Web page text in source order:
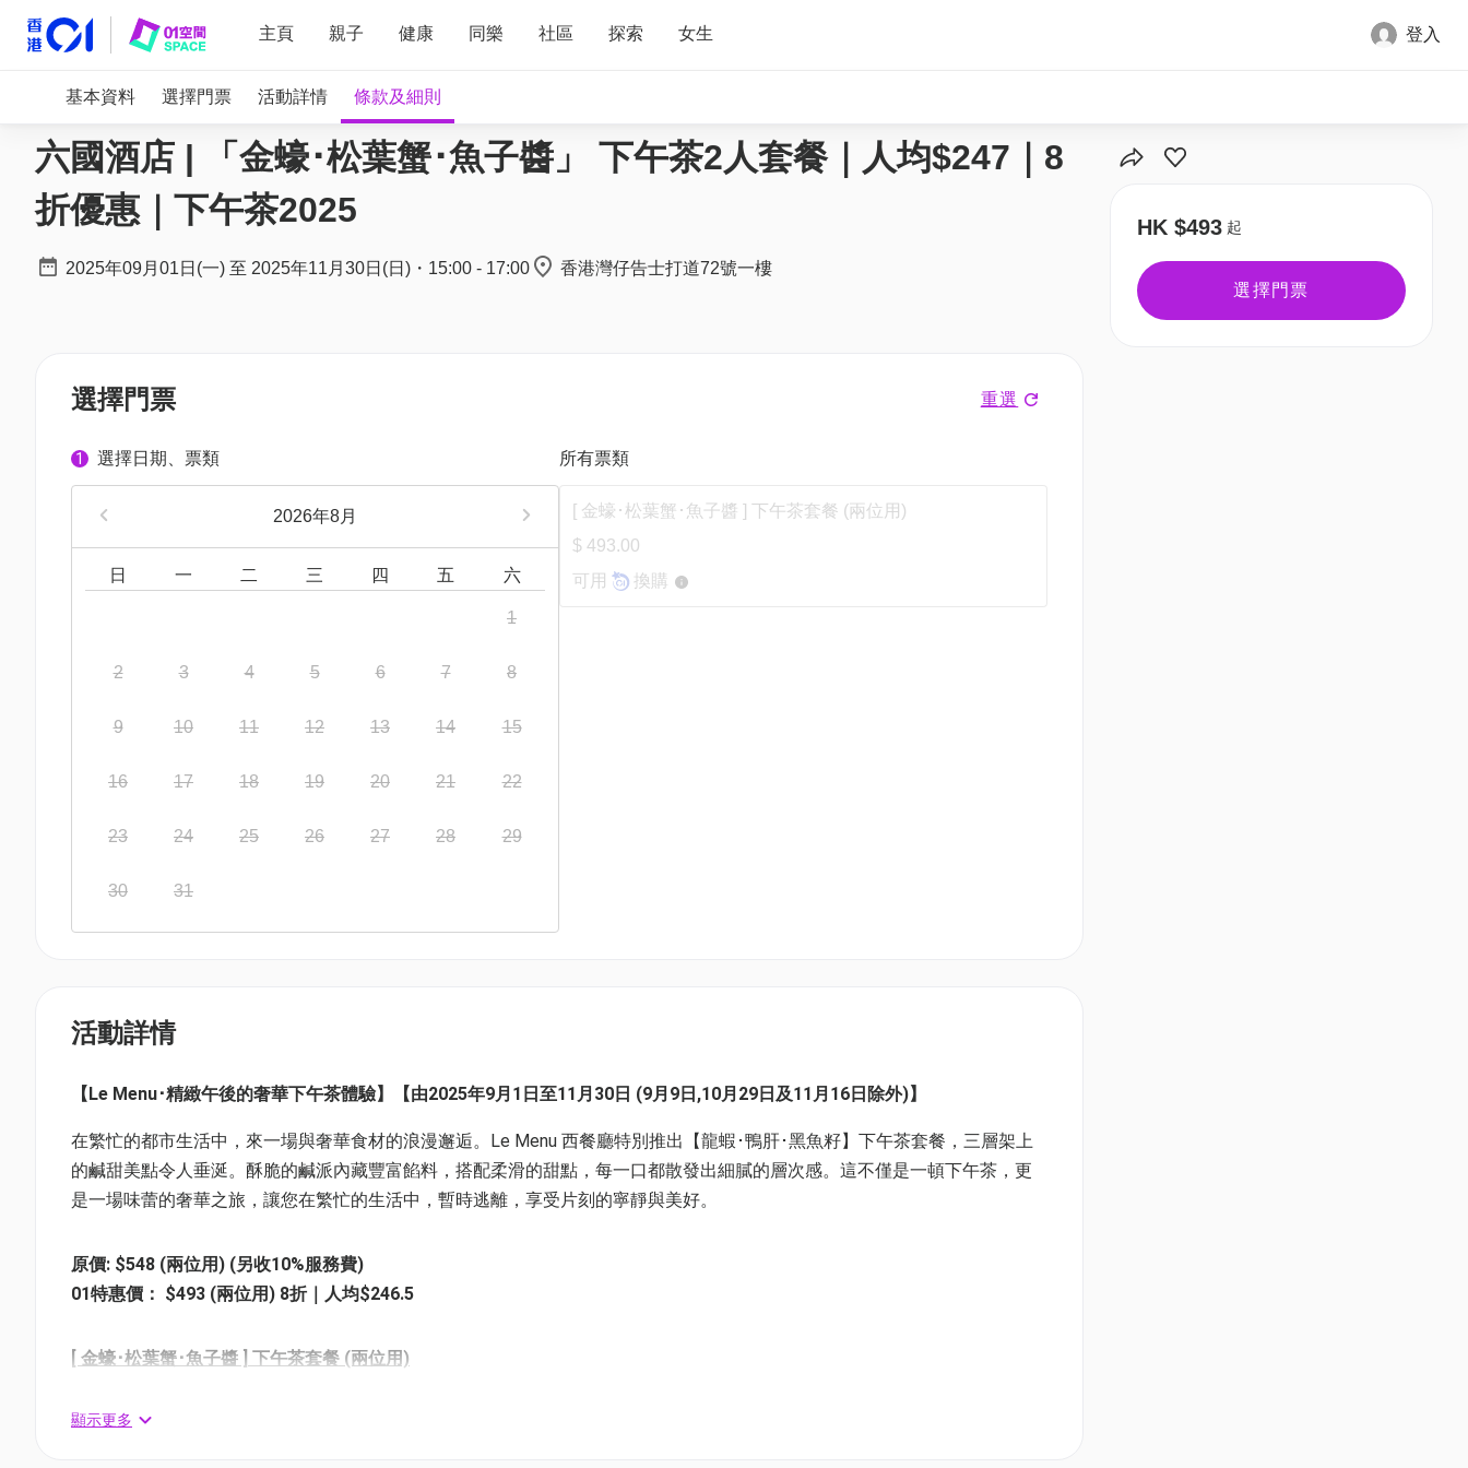
登入
主頁 親子 健康 同樂 社區 探索 女生
基本資料 選擇門票 活動詳情 條款及細則
六國酒店 | 「金蠔･松葉蟹･魚子醬」 下午茶2人套餐｜人均$247｜8
折優惠｜下午茶2025
2025年09月01日(一) 至 2025年11月30日(日) ・ 15:00 - 17:00 香港灣仔告士打道72號一樓
選擇門票 重選
1 選擇日期、票類
2026年8月
日 一 二 三 四 五 六
1
2 3 4 5 6 7 8
9 10 11 12 13 14 15
16 17 18 19 20 21 22
23 24 25 26 27 28 29
30 31
所有票類
[ 金蠔･松葉蟹･魚子醬 ] 下午茶套餐 (兩位用)
$ 493.00
可用
換購
活動詳情
【Le Menu･精緻午後的奢華下午茶體驗】【由2025年9月1日至11月30日 (9月9日,10月29日及11月16日除外)】
在繁忙的都市生活中，來一場與奢華食材的浪漫邂逅。Le Menu 西餐廳特別推出【龍蝦･鴨肝･黑魚籽】下午茶套餐，三層架上
的鹹甜美點令人垂涎。酥脆的鹹派內藏豐富餡料，搭配柔滑的甜點，每一口都散發出細膩的層次感。這不僅是一頓下午茶，更
是一場味蕾的奢華之旅，讓您在繁忙的生活中，暫時逃離，享受片刻的寧靜與美好。
原價: $548 (兩位用) (另收10%服務費)
01特惠價： $493 (兩位用) 8折｜人均$246.5
[ 金蠔･松葉蟹･魚子醬 ] 下午茶套餐 (兩位用)
松葉蟹肉煙三文魚酸忌廉卷
顯示更多
HK $493 起
選擇門票